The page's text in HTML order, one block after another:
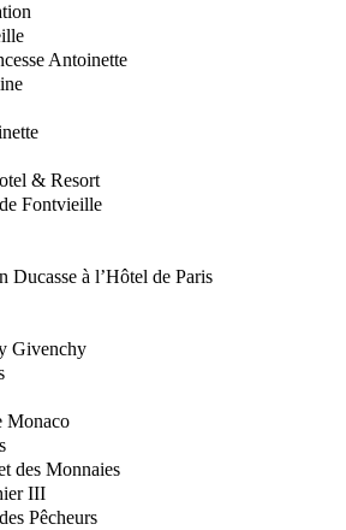
Antoinette
& Resort
Fontvieille
à l’Hôtel de Paris
Givenchy
Monaco
des Monnaies
III
Pêcheurs